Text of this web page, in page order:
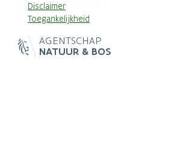
Disclaimer
Toegankelijkheid
AGENTSCHAP
NATUUR & BOS